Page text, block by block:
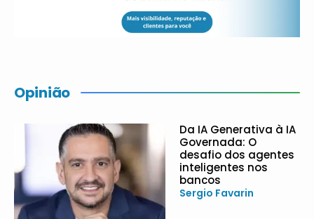
Opinião
Da IA Generativa à IA
Governada: O
desafio dos agentes
inteligentes nos
bancos
Sergio Favarin